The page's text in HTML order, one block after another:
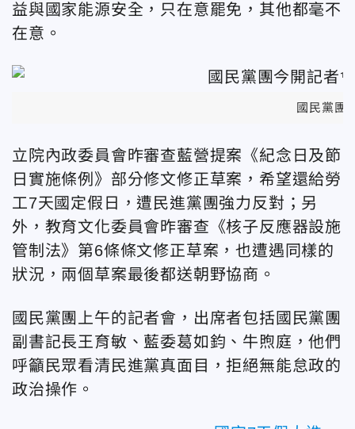
益與國家能源安全，只在意罷免，其他都毫不
在意。
國民黨團
立院內政委員會昨審查藍營提案《紀念日及節
日實施條例》部分修文修正草案，希望還給勞
工7天國定假日，遭民進黨團強力反對；另
外，教育文化委員會昨審查《核子反應器設施
管制法》第6條條文修正草案，也遭遇同樣的
狀況，兩個草案最後都送朝野協商。
國民黨團上午的記者會，出席者包括國民黨團
副書記長王育敏、藍委葛如鈞、牛煦庭，他們
呼籲民眾看清民進黨真面目，拒絕無能怠政的
政治操作。